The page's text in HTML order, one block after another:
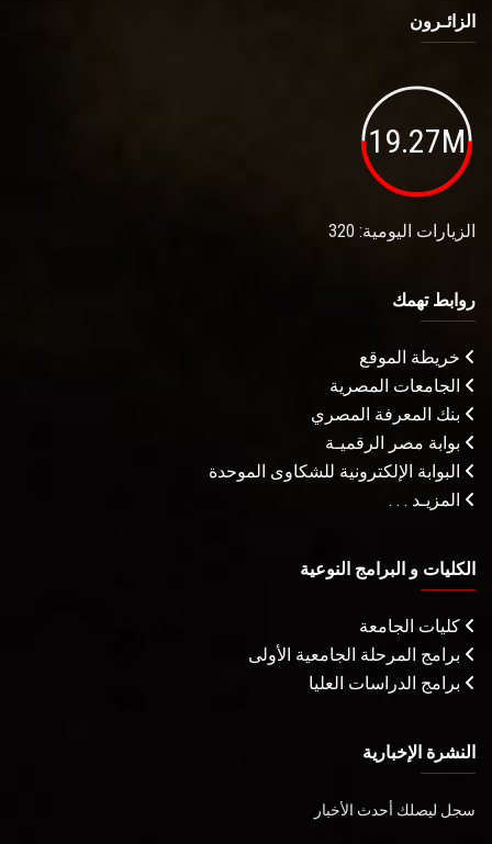
الزائـرون
19.27M
الزيارات اليومية: 320
روابط تهمك
خريطة الموقع
الجامعات المصرية
بنك المعرفة المصري
بوابة مصر الرقميـة
البوابة الإلكترونية للشكاوى الموحدة
المزيـد . . .
الكليات و البرامج النوعية
كليات الجامعة
برامج المرحلة الجامعية الأولى
برامج الدراسات العليا
النشرة الإخبارية
سجل ليصلك أحدث الأخبار